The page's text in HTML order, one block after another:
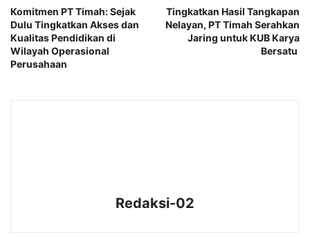
Komitmen PT Timah: Sejak
Dulu Tingkatkan Akses dan
Kualitas Pendidikan di
Wilayah Operasional
Perusahaan
Tingkatkan Hasil Tangkapan
Nelayan, PT Timah Serahkan
Jaring untuk KUB Karya
Bersatu
Redaksi-02